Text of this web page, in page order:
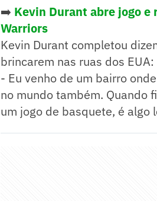
➡️ Kevin Durant abre jogo
Warriors
Kevin Durant completou
brincarem nas ruas dos EUA:
- Eu venho de um bairro
no mundo também. Quando
um jogo de basquete, é algo